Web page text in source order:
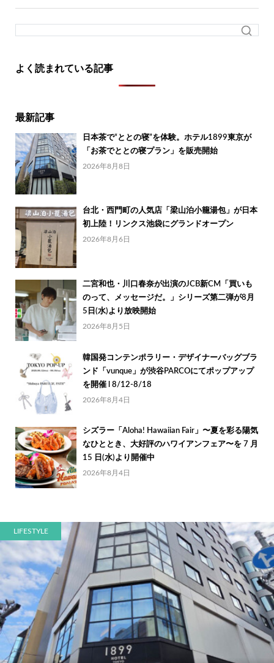
よく読まれている記事
最新記事
日本茶で“ととの寝”を体験。ホテル1899東京が
「お茶でととの寝プラン」を販売開始
2026年8月8日
台北・西門町の人気店「梁山泊小籠湯包」が日本
初上陸！リンクス池袋にグランドオープン
2026年8月6日
二宮和也・川口春奈が出演のJCB新CM「買いも
のって、メッセージだ。」シリーズ第二弾が8月
5日(水)より放映開始
2026年8月5日
韓国発コンテンポラリー・デザイナーバッグブラ
ンド「vunque」が渋谷PARCOにてポップアップ
を開催 l 8/12-8/18
2026年8月4日
シズラー「Aloha! Hawaiian Fair」〜夏を彩る陽気
なひととき、大好評のハワイアンフェア〜を 7 月
15 日(水)より開催中
2026年8月4日
LIFESTYLE